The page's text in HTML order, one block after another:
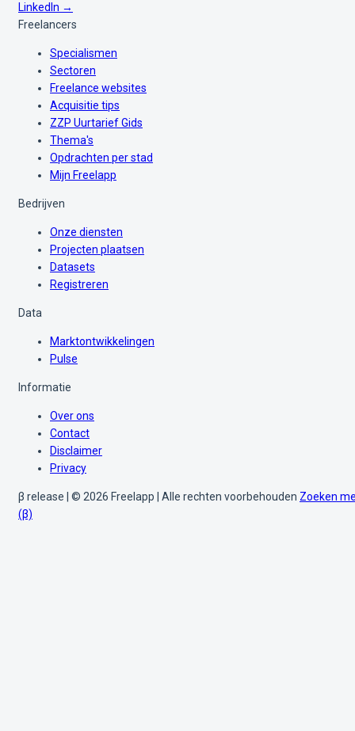
LinkedIn →
Freelancers
Specialismen
Sectoren
Freelance websites
Acquisitie tips
ZZP Uurtarief Gids
Thema's
Opdrachten per stad
Mijn Freelapp
Bedrijven
Onze diensten
Projecten plaatsen
Datasets
Registreren
Data
Marktontwikkelingen
Pulse
Informatie
Over ons
Contact
Disclaimer
Privacy
β release | © 2026 Freelapp | Alle rechten voorbehouden Zoeken
(β)